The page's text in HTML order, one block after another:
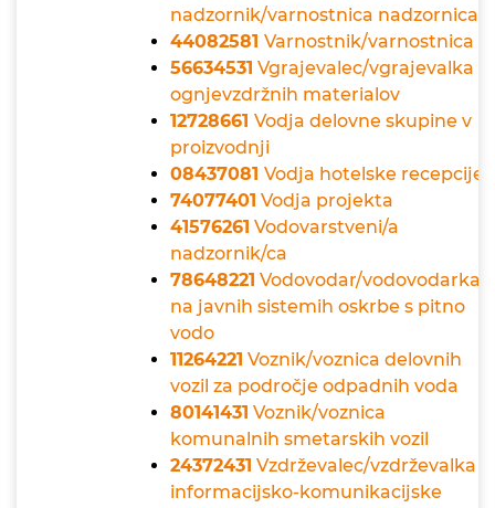
nadzornik/varnostnica nadzornica
44082581 Varnostnik/varnostnica
56634531 Vgrajevalec/vgrajevalka
ognjevzdržnih materialov
12728661 Vodja delovne skupine v
proizvodnji
08437081 Vodja hotelske recepcije
74077401 Vodja projekta
41576261 Vodovarstveni/a
nadzornik/ca
78648221 Vodovodar/vodovodarka
na javnih sistemih oskrbe s pitno
vodo
11264221 Voznik/voznica delovnih
vozil za področje odpadnih voda
80141431 Voznik/voznica
komunalnih smetarskih vozil
24372431 Vzdrževalec/vzdrževalka
informacijsko-komunikacijske